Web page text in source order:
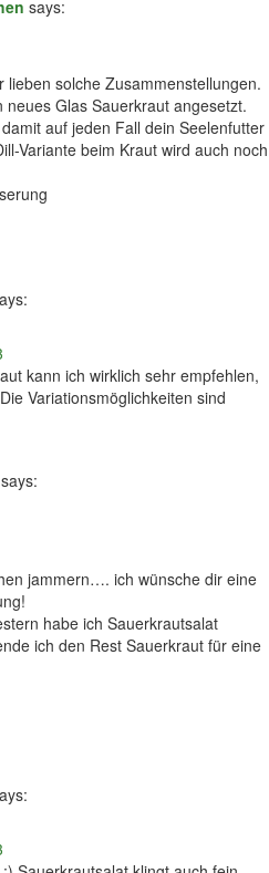
says:
lieben solche Zusammenstellungen.
Glas Sauerkraut angesetzt.
auf jeden Fall dein Seelenfutter
Variante beim Kraut wird auch noch
kann ich wirklich sehr empfehlen,
Variationsmöglichkeiten sind
says:
jammern…. ich wünsche dir eine
habe ich Sauerkrautsalat
ich den Rest Sauerkraut für eine